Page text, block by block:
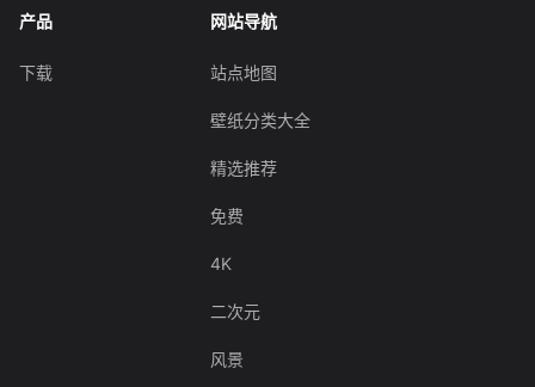
产品
下载
网站导航
站点地图
壁纸分类大全
精选推荐
免费
4K
二次元
风景